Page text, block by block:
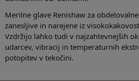
Merilne glave Renishaw za
zanesljive in narejene iz
Vzdržijo lahko tudi v najzahtevnejših
udarcev, vibracij in temperaturnih
potopitev v tekočini.